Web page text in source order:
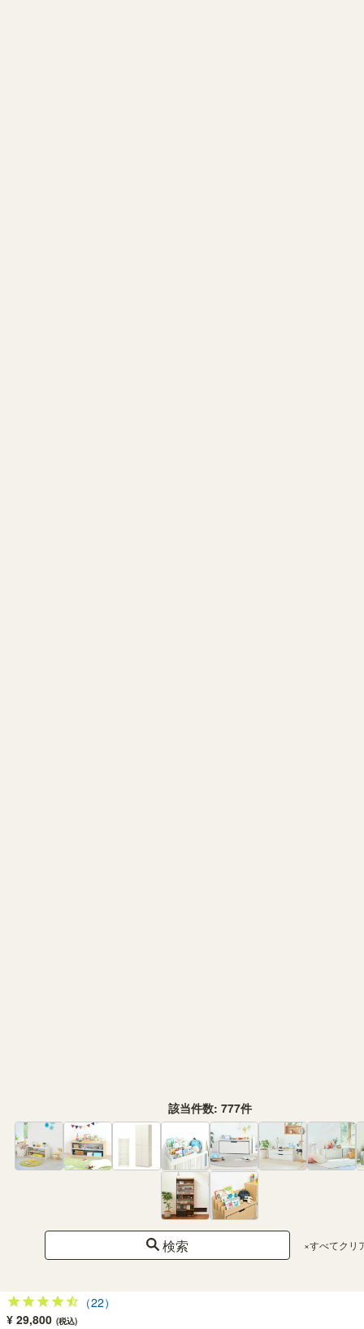
該当件数: 777件
検索 ×すべてクリ
キッチンカウンター レンジ台 食器棚 幅90cm 高さ90cm ナチュラルブラウン 引
（22）
¥ 29,800 (税込)